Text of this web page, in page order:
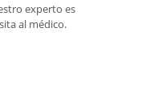
experto es
al médico.